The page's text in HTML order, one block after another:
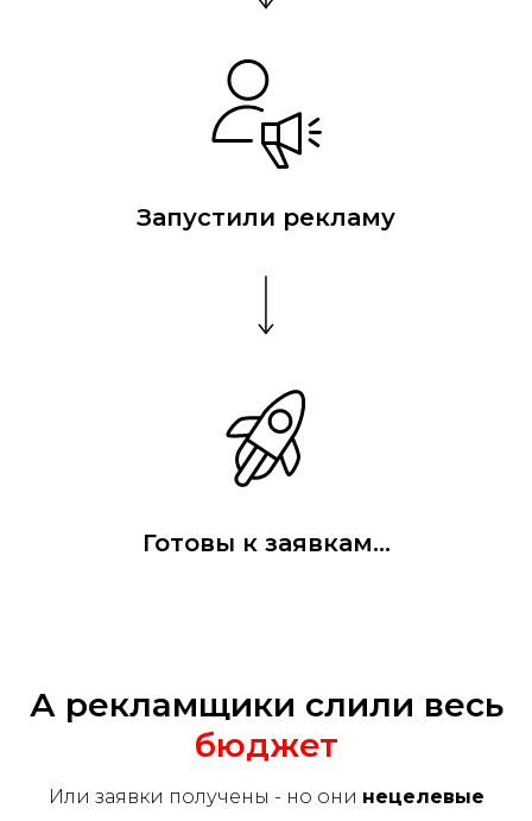
Запустили рекламу
Готовы к заявкам...
А рекламщики слили весь
бюджет
Или заявки получены - но они нецелевые